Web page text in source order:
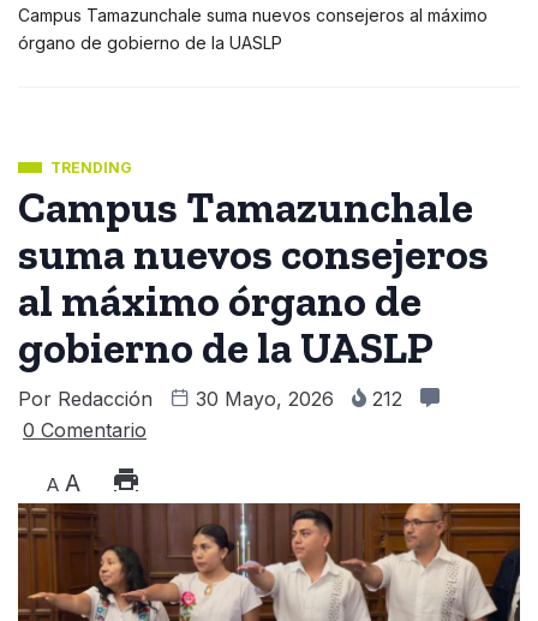
Campus Tamazunchale suma nuevos consejeros al máximo
órgano de gobierno de la UASLP
TRENDING
Campus Tamazunchale
suma nuevos consejeros
al máximo órgano de
gobierno de la UASLP
Por Redacción 30 Mayo, 2026
212
0 Comentario
A A